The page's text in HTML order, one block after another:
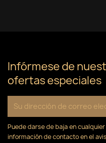
Infórmese de
ofertas especiales
Puede darse de baja en
información de contacto en el